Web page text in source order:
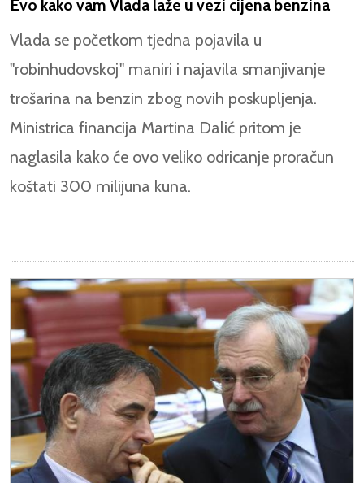
Evo kako vam Vlada laže u vezi cijena benzina
Vlada se početkom tjedna pojavila u
"robinhudovskoj" maniri i najavila smanjivanje
trošarina na benzin zbog novih poskupljenja.
Ministrica financija Martina Dalić pritom je
naglasila kako će ovo veliko odricanje proračun
koštati 300 milijuna kuna.